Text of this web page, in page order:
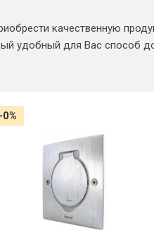
качественную
удобный для Вас способ
-0%